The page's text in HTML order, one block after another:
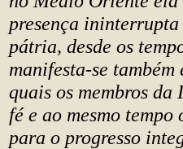
presença ininterrupta
pátria, desde os
manifesta-se também
quais os membros
fé e ao mesmo
para o progresso